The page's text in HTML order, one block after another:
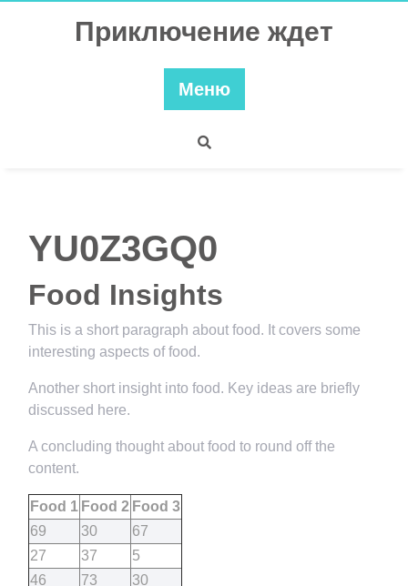
Приключение ждет
Меню
YU0Z3GQ0
Food Insights
This is a short paragraph about food. It covers some
interesting aspects of food.
Another short insight into food. Key ideas are briefly
discussed here.
A concluding thought about food to round off the
content.
Food 1 Food 2 Food 3
69
30
67
27
37
5
46
73
30